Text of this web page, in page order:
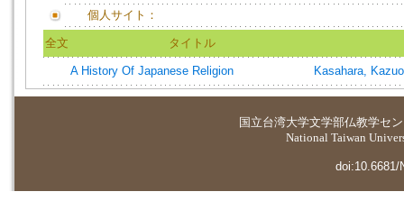
個人サイト：
全文 タイトル
A History Of Japanese Religion Kasahara, Kazuo
国立台湾大学文学部仏教学セ
National Taiwan
doi:10.6681/